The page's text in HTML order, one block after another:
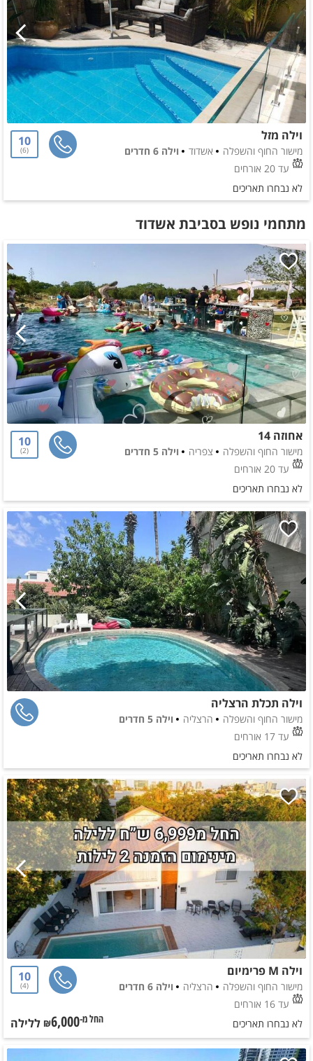
וילה מזל
מישור החוף והשפלה אשדוד
וילה 6 חדרים
עד 20 אורחים
10
6
לא נבחרו תאריכים
מתחמי נופש בסביבת אשדוד
אחוזה 14
מישור החוף והשפלה צפריה
וילה 5 חדרים
עד 20 אורחים
10
2
לא נבחרו תאריכים
וילה תכלת הרצליה
מישור החוף והשפלה הרצליה
וילה 5 חדרים
עד 17 אורחים
לא נבחרו תאריכים
וילה M פרימיום
מישור החוף והשפלה הרצליה
וילה 6 חדרים
עד 16 אורחים
10
4
לא נבחרו תאריכים החל מ-₪6,000 ללילה